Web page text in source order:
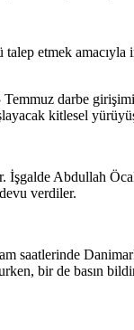
etmek
darbe
kitlesel
Abdullah
verdiler.
saatlerinde
bir de basın